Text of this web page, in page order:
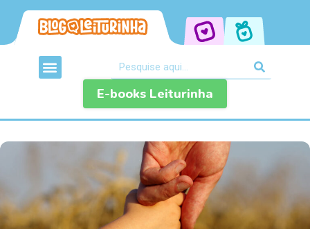
E-books Leiturinha